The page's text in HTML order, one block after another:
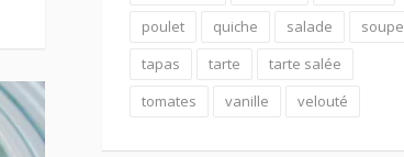
poulet
quiche salade
soupe
tapas
tarte
tarte salée
tomates
vanille velouté